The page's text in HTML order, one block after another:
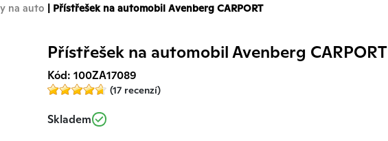
na auto | Přístřešek na automobil Avenberg CARPORT
Přístřešek na automobil Avenberg CARPORT
Kód: 100ZA17089
(17 recenzí)
Skladem